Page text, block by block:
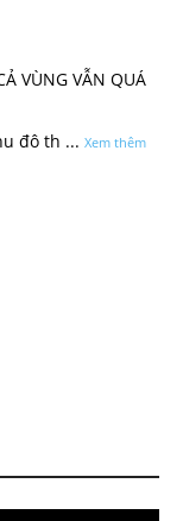
VÙNG VẪN QUÁ
đô th ... Xem thêm